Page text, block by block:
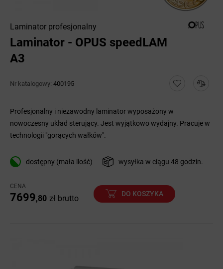
Laminator profesjonalny
Laminator - OPUS speedLAM
A3
Nr katalogowy: 400195
Profesjonalny i niezawodny laminator wyposażony w
nowoczesny układ sterujący. Jest wyjątkowo wydajny. Pracuje w
technologii "gorących wałków".
dostępny (mała ilość) wysyłka w ciągu 48 godzin.
CENA
7699,80 zł brutto
DO KOSZYKA